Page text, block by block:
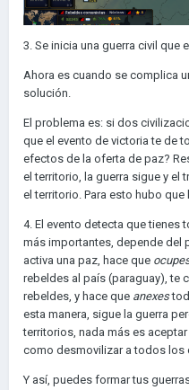
3. Se inicia una guerra civil que
Ahora es cuando se complica
solución.
El problema es: si dos
que el evento de victoria te de
efectos de la oferta de paz?
el territorio, la guerra sigue y el
el territorio. Para esto hubo
4. El evento detecta que tienes
más importantes, depende del
activa una paz, hace que
rebeldes al país (paraguay), te
rebeldes, y hace que anexes
esta manera, sigue la guerra
territorios, nada más es
como desmovilizar a todos los
Y así, puedes formar tus